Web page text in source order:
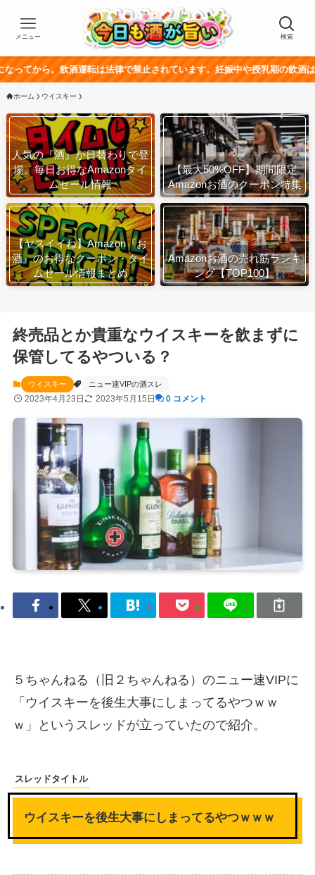
検索
メニュー
運転は法律で禁止されています。妊娠中や授乳期の飲酒は、胎児・乳幼
ホーム ウイスキー
人気の『酒』が日替わりで登
場。毎日お得なAmazonタイ
ムセール情報
【最大50%OFF】期間限定
Amazonお酒のクーポン特集
【ヤスイイね】Amazon『お
酒』のお得なクーポン・タイ
ムセール情報まとめ
Amazonお酒の売れ筋ランキ
ング【TOP100】
終売品とか貴重なウイスキーを飲まずに
保管してるやついる？
ウイスキー ニュー速VIPの酒スレ
2023年4月23日 2023年5月15日 0 コメント
５ちゃんねる（旧２ちゃんねる）のニュー速VIPに
「ウイスキーを後生大事にしまってるやつｗｗ
ｗ」というスレッドが立っていたので紹介。
スレッドタイトル
ウイスキーを後生大事にしまってるやつｗｗｗ